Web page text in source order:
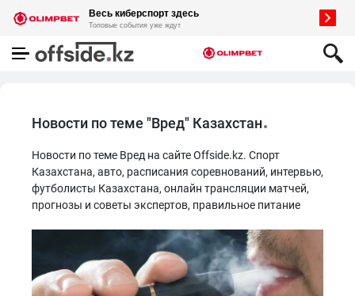
Новости по теме "Вред" Казахстан
Новости по теме Вред на сайте Offside.kz. Спорт
Казахстана, авто, расписания соревнований, интервью,
футболисты Казахстана, онлайн трансляции матчей,
прогнозы и советы экспертов, правильное питание